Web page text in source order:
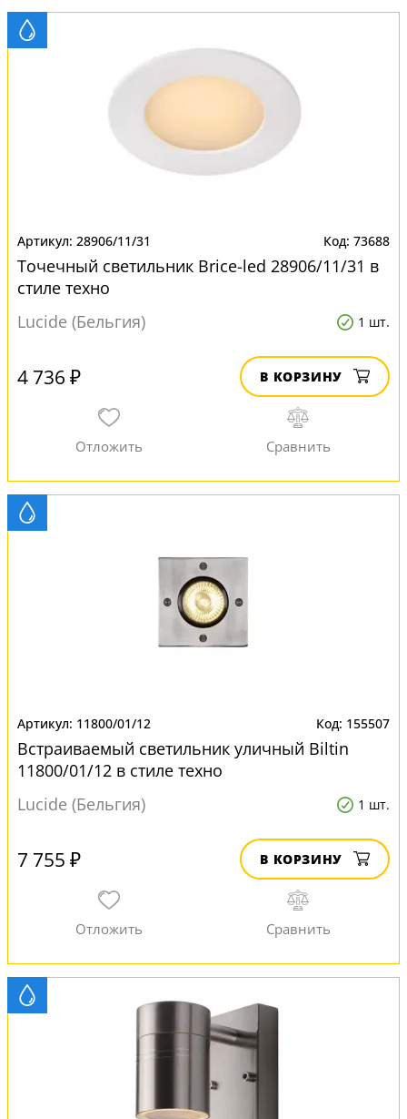
28906/11/31 73688
Точечный светильник Brice-led 28906/11/31 в
стиле техно
Lucide (Бельгия)
1 шт.
4 736 ₽ В КОРЗИНУ
11800/01/12 155507
Встраиваемый светильник уличный Biltin
11800/01/12 в стиле техно
Lucide (Бельгия)
1 шт.
7 755 ₽ В КОРЗИНУ